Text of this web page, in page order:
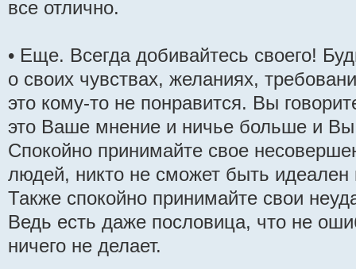
все отлично.
• Еще. Всегда добивайтесь своего!
о своих чувствах, желаниях,
это кому-то не понравится. Вы
это Ваше мнение и ничье больше и Вы
Спокойно принимайте свое
людей, никто не сможет быть идеален
Также спокойно принимайте свои
Ведь есть даже пословица, что не
ничего не делает.